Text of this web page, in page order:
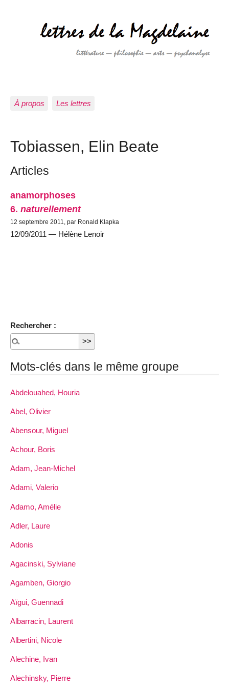
À propos Les lettres
Tobiassen, Elin Beate
Articles
anamorphoses
6. naturellement
12 septembre 2011, par Ronald Klapka
12/09/2011 — Hélène Lenoir
Rechercher :
Mots-clés dans le même groupe
Abdelouahed, Houria
Abel, Olivier
Abensour, Miguel
Achour, Boris
Adam, Jean-Michel
Adami, Valerio
Adamo, Amélie
Adler, Laure
Adonis
Agacinski, Sylviane
Agamben, Giorgio
Aïgui, Guennadi
Albarracin, Laurent
Albertini, Nicole
Alechine, Ivan
Alechinsky, Pierre